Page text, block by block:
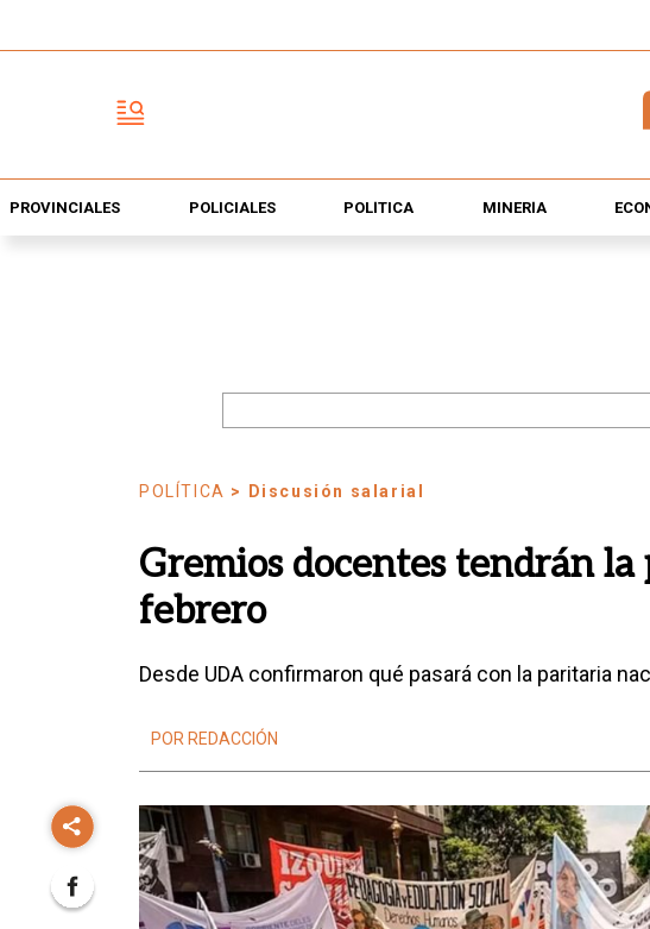
PROVINCIALES POLICIALES POLÍTICA MINERÍA
POLÍTICA > Discusión salarial
Gremios docentes tendrán
febrero
Desde UDA confirmaron qué pasará con la paritaria
POR REDACCIÓN